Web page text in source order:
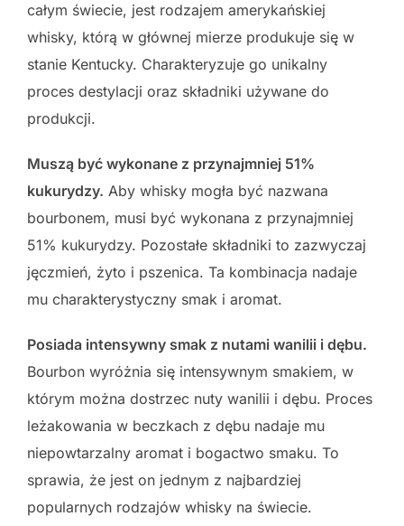
całym świecie, jest rodzajem amerykańskiej
whisky, którą w głównej mierze produkuje się w
stanie Kentucky. Charakteryzuje go unikalny
proces destylacji oraz składniki używane do
produkcji.
Muszą być wykonane z przynajmniej 51%
kukurydzy. Aby whisky mogła być nazwana
bourbonem, musi być wykonana z przynajmniej
51% kukurydzy. Pozostałe składniki to zazwyczaj
jęczmień, żyto i pszenica. Ta kombinacja nadaje
mu charakterystyczny smak i aromat.
Posiada intensywny smak z nutami wanilii i dębu.
Bourbon wyróżnia się intensywnym smakiem, w
którym można dostrzec nuty wanilii i dębu. Proces
leżakowania w beczkach z dębu nadaje mu
niepowtarzalny aromat i bogactwo smaku. To
sprawia, że jest on jednym z najbardziej
popularnych rodzajów whisky na świecie.